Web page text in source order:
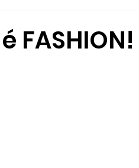
FASHION!